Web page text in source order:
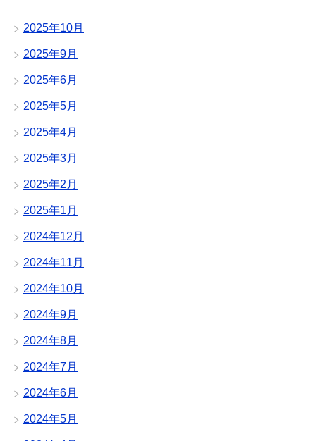
2025年10月
2025年9月
2025年6月
2025年5月
2025年4月
2025年3月
2025年2月
2025年1月
2024年12月
2024年11月
2024年10月
2024年9月
2024年8月
2024年7月
2024年6月
2024年5月